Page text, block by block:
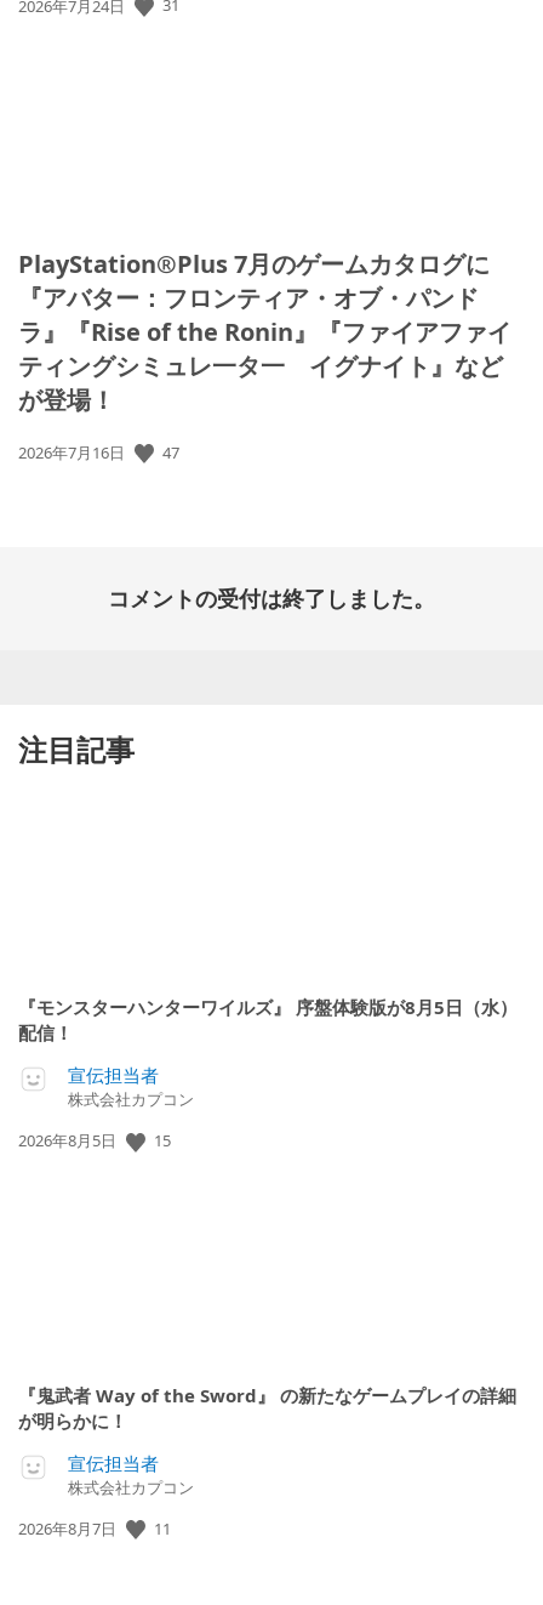
公
2026年7月24日 31
PlayStation®Plus 7月のゲームカタログに
『アバター：フロンティア・オブ・パンド
ラ』『Rise of the Ronin』『ファイアファイ
ティングシミュレ一タ一 イグナイト』など
が登場！
公
2026年7月16日 47
コメントの受付は終了しました。
注目記事
『モンスターハンターワイルズ』 序盤体験版が8月5日（水）
配信！
宣伝担当者
株式会社カプコン
公
2026年8月5日 15
『鬼武者 Way of the Sword』 の新たなゲームプレイの詳細
が明らかに！
宣伝担当者
株式会社カプコン
公
2026年8月7日 11